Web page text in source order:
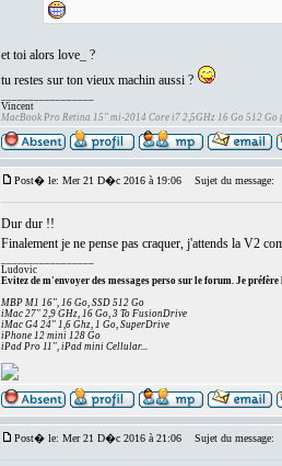
et toi alors love_ ?
tu restes sur ton vieux machin aussi ?
Vincent
MacBook Pro Retina 15" mi-2014 Core i7 2,5GHz 16 Go 512 Go
Post� le: Mer 21 D�c 2016 à 19:06 Sujet du message:
Dur dur !!
Finalement je ne pense pas craquer, j'attends la V2
Ludovic
Evitez de m'envoyer des messages perso sur le forum. Je préfère
MBP M1 16", 16 Go, SSD 512 Go
iMac 27" 2,9 GHz, 16 Go, 3 To FusionDrive
iMac G4 24" 1,6 Ghz, 1 Go, SuperDrive
iPhone 12 mini 128 Go
iPad Pro 11", iPad mini Cellular...
Post� le: Mer 21 D�c 2016 à 21:06 Sujet du message: